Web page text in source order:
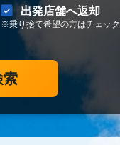
出発店舗へ返却
※乗り捨て希望の方はチェッ
索